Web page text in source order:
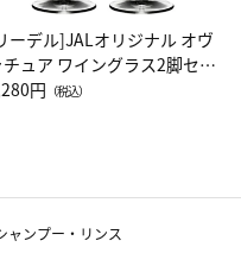
ーデル]JALオリジナル オヴ
チュア ワイングラス2脚セッ
レッドワイン）
円 （税込）
ャンプー・リンス